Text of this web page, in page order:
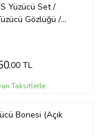
Yüzücü Set /
Gözlüğü /
/
Gözlüğü + Mayo
(Pembe)
,00 TL
Taksitlerle
Bonesi (Açık